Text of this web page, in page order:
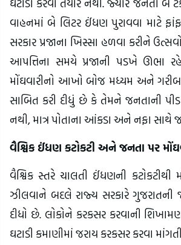
ઘટાડો કરવા તૈયાર નથી. જ્યારે જનતા બે
વાહનમાં બે લિટર ઈંધણ પુરાવવા માટે
સરકાર પ્રજાના ખિસ્સા હળવા કરીને
આપત્તિના સમયે પ્રજાની પડખે ઊભા
મોંઘવારીનો આખો બોજ મધ્યમ અને ગરીબ
સાબિત કરી દીધું છે કે તેમને જનતાની
નથી, માત્ર પોતાના આંકડા અને નફા સાથે
વૈશ્વિક ઈંધણ કટોકટી અને જનતા પર
વૈશ્વિક સ્તરે ચાલતી ઈંધણની કટોકટીથી
ઝીલવાને બદલે રાજ્ય સરકારે ગુજરાતની
દીધો છે. લોકોને કરકસર કરવાની
ઘટાડી કમાણીમાં જરાય કરકસર કરવા